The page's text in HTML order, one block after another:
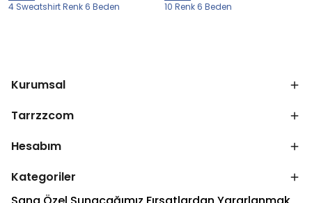
4 Sweatshirt Renk 6 Beden 10 Renk 6 Beden
Kurumsal
Tarrzzcom
Hesabım
Kategoriler